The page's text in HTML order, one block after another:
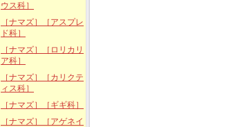
ウス科］
［ナマズ］［アスプレ
ド科］
［ナマズ］［ロリカリ
ア科］
［ナマズ］［カリクテ
ィス科］
［ナマズ］［ギギ科］
［ナマズ］［アゲネイ